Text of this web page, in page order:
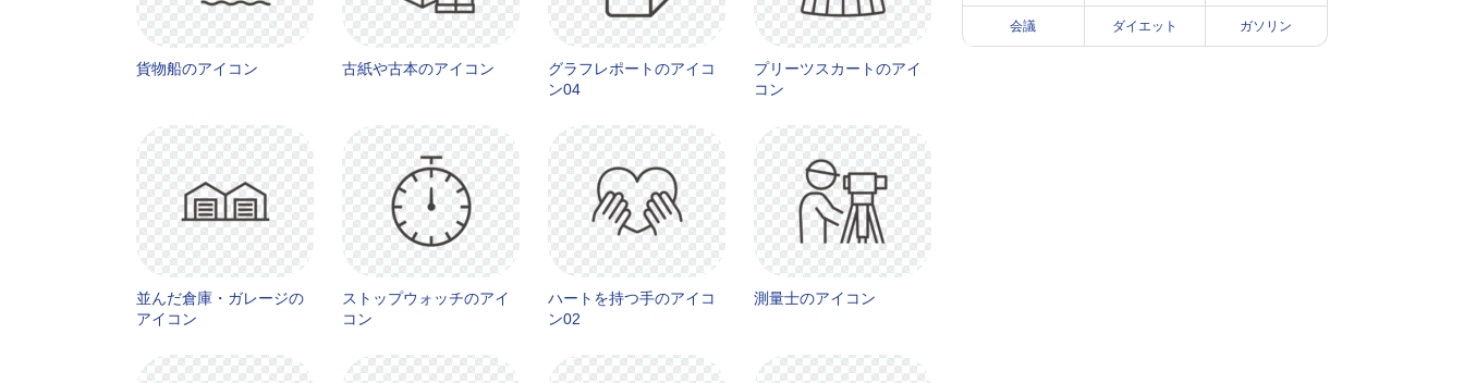
貨物船のアイコン 古紙や古本のアイコン
グラフレポートのアイコ
ン04
プリーツスカートのアイ
コン
並んだ倉庫・ガレージの
アイコン
ストップウォッチのアイ
コン
ハートを持つ手のアイコ
ン02
測量士のアイコン
会議 ダイエット ガソリン